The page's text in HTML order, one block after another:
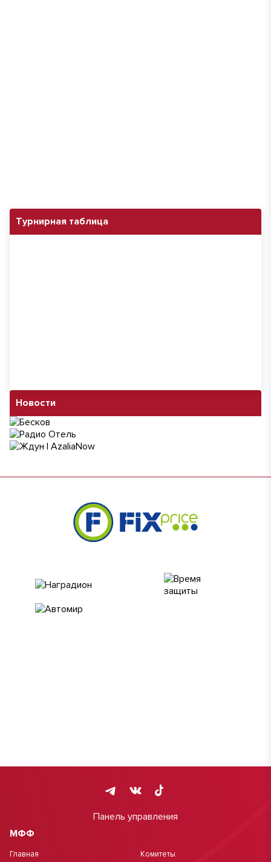
Турнирная таблица
Новости
Панель управления
МФФ
Главная
Комитеты